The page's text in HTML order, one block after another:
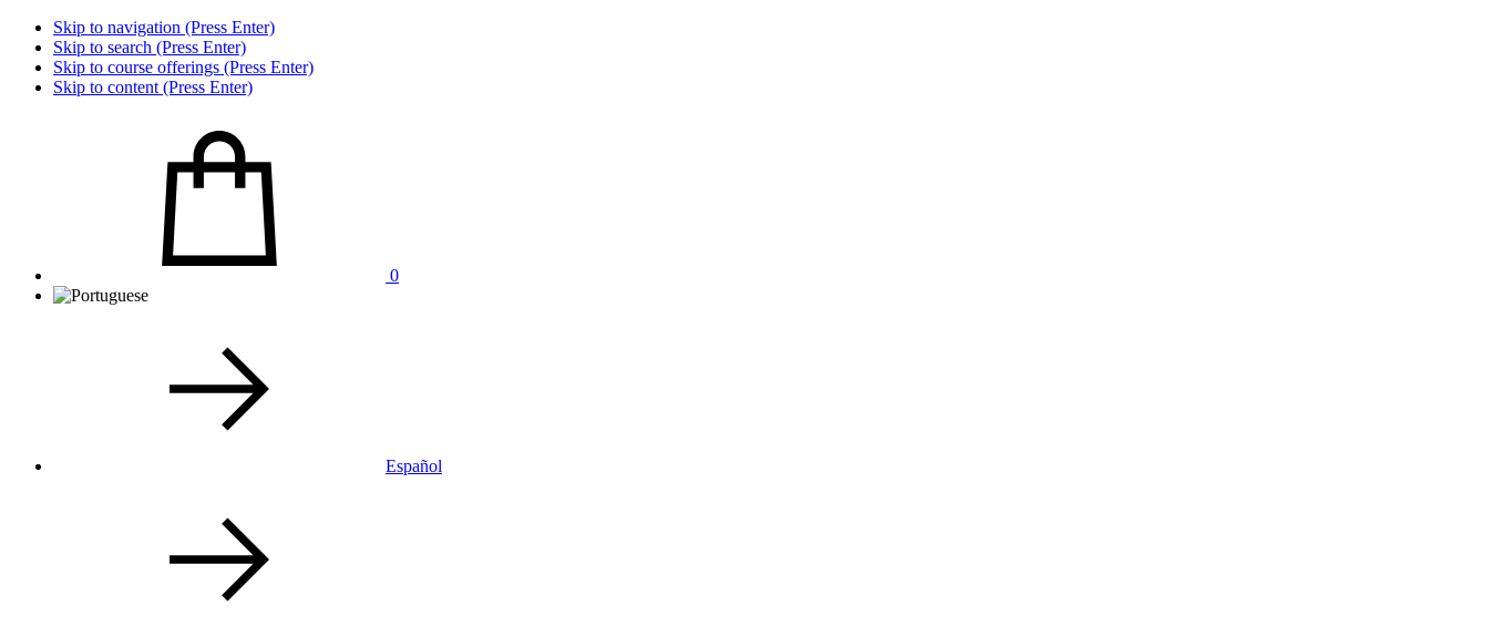
Skip to navigation (Press Enter)
Skip to search (Press Enter)
Skip to course offerings (Press Enter)
Skip to content (Press Enter)
0
Español